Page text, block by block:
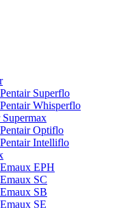
Superflo
Whisperflo
Optiflo
Intelliflo
EPH
SC
SB
SE